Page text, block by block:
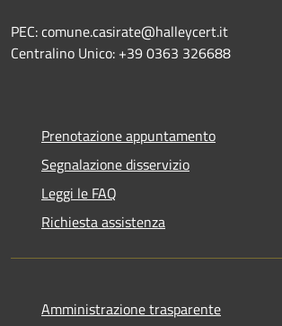
PEC: comune.casirate@halleycert.it
Centralino Unico: +39 0363 326688
Prenotazione appuntamento
Segnalazione disservizio
Leggi le FAQ
Richiesta assistenza
Amministrazione trasparente